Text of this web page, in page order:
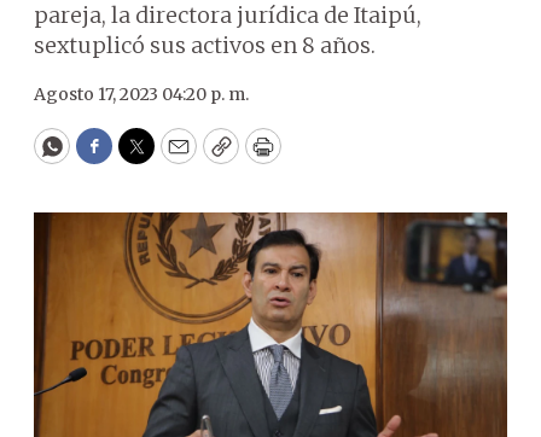
pareja, la directora jurídica de Itaipú,
sextuplicó sus activos en 8 años.
Agosto 17, 2023 04:20 p. m.
WhatsApp
Facebook
Twitter
EmailCopyPrint